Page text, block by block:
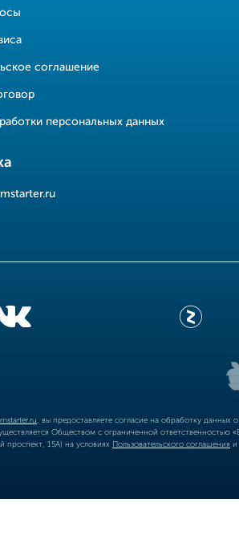
соглашение
персональных данных
, вы предоставляете согласие на обработку
Обществом с ограниченной
проспект, 15А) на условиях Пользовательского соглашения и